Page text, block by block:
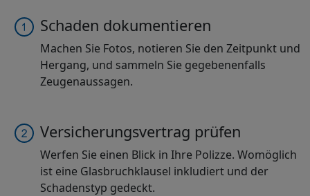
Schaden dokumentieren
Machen Sie Fotos, notieren Sie den Zeitpunkt und
Hergang, und sammeln Sie gegebenenfalls
Zeugenaussagen.
Versicherungsvertrag prüfen
Werfen Sie einen Blick in Ihre Polizze. Womöglich
ist eine Glasbruchklausel inkludiert und der
Schadenstyp gedeckt.